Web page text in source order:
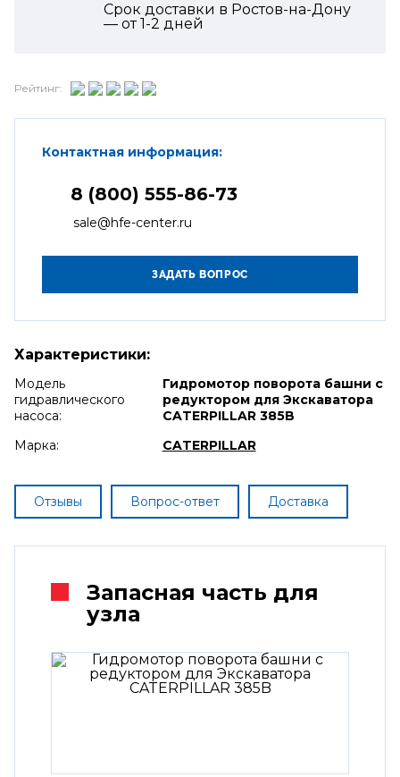
Срок доставки в Ростов-на-Дону
— от1-2 дней
Рейтинг:
Контактная информация:
8 (800) 555-86-73
sale@hfe-center.ru
Характеристики:
Модель
гидравлического
насоса:
Гидромотор поворота башни с
редуктором для Экскаватора
CATERPILLAR 385B
Марка:
CATERPILLAR
Отзывы Вопрос-ответ Доставка
Запасная часть для
узла